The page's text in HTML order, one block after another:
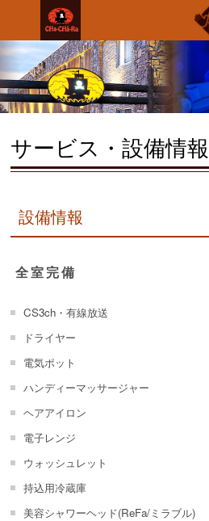
サービス・設備情報
設備情報
全室完備
CS3ch・有線放送
ドライヤー
電気ポット
ハンディーマッサージャー
ヘアアイロン
電子レンジ
ウォッシュレット
持込用冷蔵庫
美容シャワーヘッド(ReFa/ミラブル)